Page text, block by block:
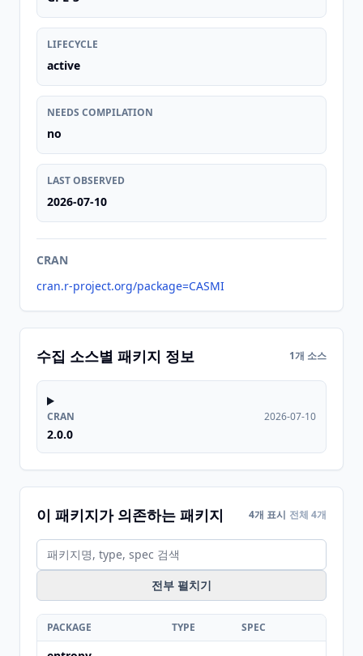
LIFECYCLE
active
NEEDS COMPILATION
no
LAST OBSERVED
2026-07-10
CRAN
cran.r-project.org/package=CASMI
수집 소스별 패키지 정보 1개 소스
CRAN
2.0.0
2026-07-10
이 패키지가 의존하는 패키지 4개 표시 전체 4개
전부 펼치기
PACKAGE TYPE SPEC